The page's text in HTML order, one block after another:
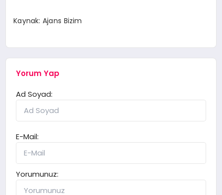
Kaynak: Ajans Bizim
Yorum Yap
Ad Soyad:
E-Mail:
Yorumunuz: